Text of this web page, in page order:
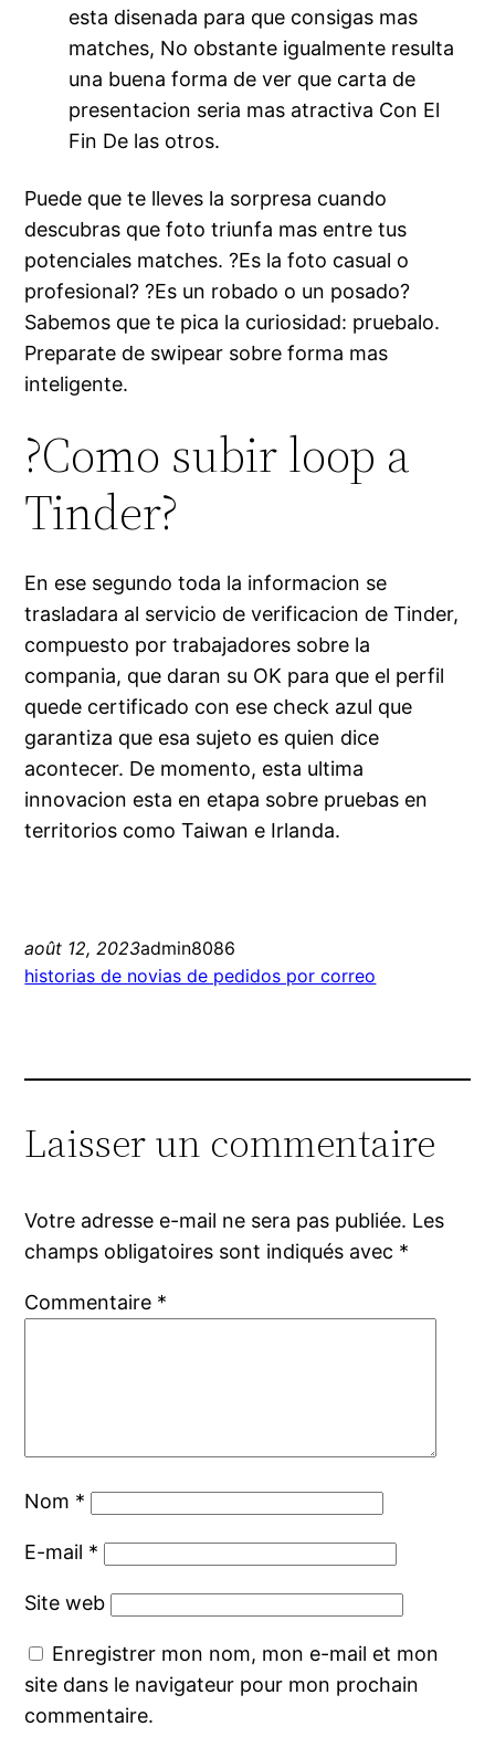
esta disenada para que consigas mas
matches, No obstante igualmente resulta
una buena forma de ver que carta de
presentacion seri­a mas atractiva Con El
Fin De las otros.
Puede que te lleves la sorpresa cuando
descubras que foto triunfa mas entre tus
potenciales matches. ?Es la foto casual o
profesional? ?Es un robado o un posado?
Sabemos que te pica la curiosidad: pruebalo.
Preparate de swipear sobre forma mas
inteligente.
?Como subir loop a
Tinder?
En ese segundo toda la informacion se
trasladara al servicio de verificacion de Tinder,
compuesto por trabajadores sobre la
compania, que daran su OK para que el perfil
quede certificado con ese check azul que
garantiza que esa sujeto es quien dice
acontecer. De momento, esta ultima
innovacion esta en etapa sobre pruebas en
territorios como Taiwan e Irlanda.
août 12, 2023admin8086
historias de novias de pedidos por correo
Laisser un commentaire
Votre adresse e-mail ne sera pas publiée. Les
champs obligatoires sont indiqués avec *
Commentaire *
Nom *
E-mail *
Site web
Enregistrer mon nom, mon e-mail et mon
site dans le navigateur pour mon prochain
commentaire.